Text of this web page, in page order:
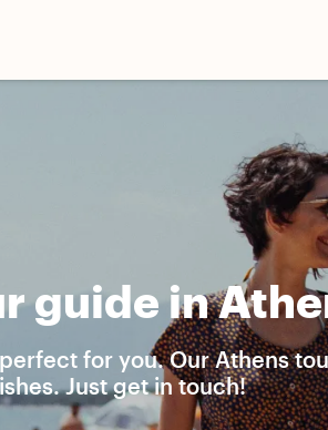
guide in
for you. Our Athens
Just get in touch!